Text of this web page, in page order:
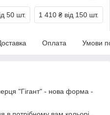
50 шт. 1 410 ₴ від 150 шт.
Оплата Умови
"Гігант" - нова форма -